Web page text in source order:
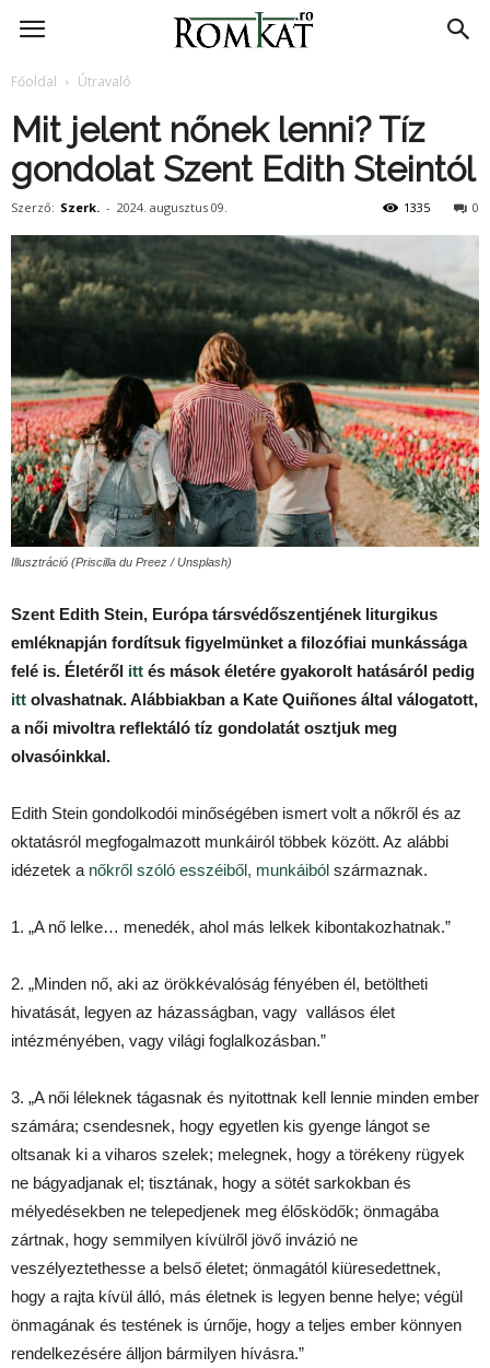
RomKat.ro
Főoldal Útravaló
Mit jelent nőnek lenni? Tíz
gondolat Szent Edith Steintól
Szerző: Szerk. - 2024. augusztus 09. 0
1335
Illusztráció (Priscilla du Preez / Unsplash)
Szent Edith Stein, Európa társvédőszentjének liturgikus
emléknapján fordítsuk figyelmünket a filozófiai munkássága
felé is. Életéről itt és mások életére gyakorolt hatásáról pedig
itt olvashatnak. Alábbiakban a Kate Quiñones által válogatott,
a női mivoltra reflektáló tíz gondolatát osztjuk meg
olvasóinkkal.
Edith Stein gondolkodói minőségében ismert volt a nőkről és az
oktatásról megfogalmazott munkáiról többek között. Az alábbi
idézetek a nőkről szóló esszéiből, munkáiból származnak.
1. „A nő lelke… menedék, ahol más lelkek kibontakozhatnak.”
2. „Minden nő, aki az örökkévalóság fényében él, betöltheti
hivatását, legyen az házasságban, vagy vallásos élet
intézményében, vagy világi foglalkozásban.”
3. „A női léleknek tágasnak és nyitottnak kell lennie minden ember
számára; csendesnek, hogy egyetlen kis gyenge lángot se
oltsanak ki a viharos szelek; melegnek, hogy a törékeny rügyek
ne bágyadjanak el; tisztának, hogy a sötét sarkokban és
mélyedésekben ne telepedjenek meg élősködők; önmagába
zártnak, hogy semmilyen kívülről jövő invázió ne
veszélyeztethesse a belső életet; önmagától kiüresedettnek,
hogy a rajta kívül álló, más életnek is legyen benne helye; végül
önmagának és testének is úrnője, hogy a teljes ember könnyen
rendelkezésére álljon bármilyen hívásra.”